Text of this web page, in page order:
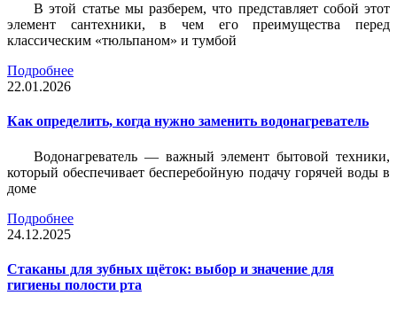
В этой статье мы разберем, что представляет собой этот
элемент сантехники, в чем его преимущества перед
классическим «тюльпаном» и тумбой
Подробнее
22.01.2026
Как определить, когда нужно заменить водонагреватель
Водонагреватель — важный элемент бытовой техники,
который обеспечивает бесперебойную подачу горячей воды в
доме
Подробнее
24.12.2025
Стаканы для зубных щёток: выбор и значение для
гигиены полости рта